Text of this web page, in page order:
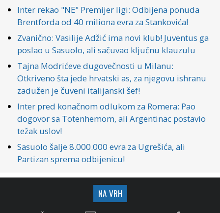
Inter rekao "NE" Premijer ligi: Odbijena ponuda
Brentforda od 40 miliona evra za Stankovića!
Zvanično: Vasilije Adžić ima novi klub! Juventus ga
poslao u Sasuolo, ali sačuvao ključnu klauzulu
Tajna Modrićeve dugovečnosti u Milanu:
Otkriveno šta jede hrvatski as, za njegovu ishranu
zadužen je čuveni italijanski šef!
Inter pred konačnom odlukom za Romera: Pao
dogovor sa Totenhemom, ali Argentinac postavio
težak uslov!
Sasuolo šalje 8.000.000 evra za Ugrešića, ali
Partizan sprema odbijenicu!
NA VRH